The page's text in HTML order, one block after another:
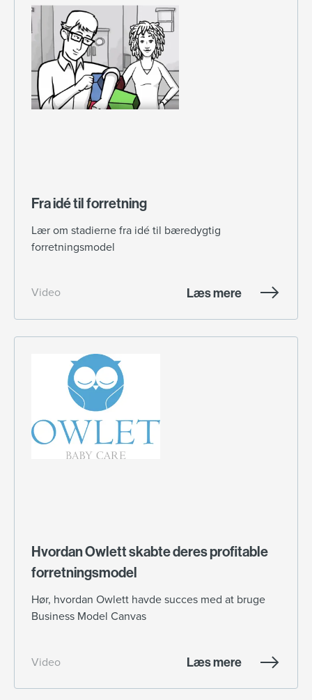
Fra idé til forretning
Lær om stadierne fra idé til bæredygtig
forretningsmodel
Video Læs mere
Hvordan Owlett skabte deres profitable
forretningsmodel
Hør, hvordan Owlett havde succes med at bruge
Business Model Canvas
Video Læs mere